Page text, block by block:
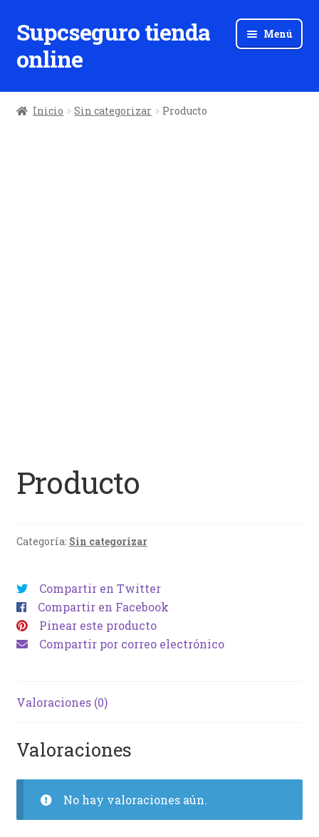
Ir
a
la
Ir
al
contenido
Supcseguro tienda
online
Menú
Inicio Sin categorizar Producto
Producto
Categoría: Sin categorizar
Compartir en Twitter
Compartir en Facebook
Pinear este producto
Compartir por correo electrónico
Valoraciones (0)
Valoraciones
No hay valoraciones aún.